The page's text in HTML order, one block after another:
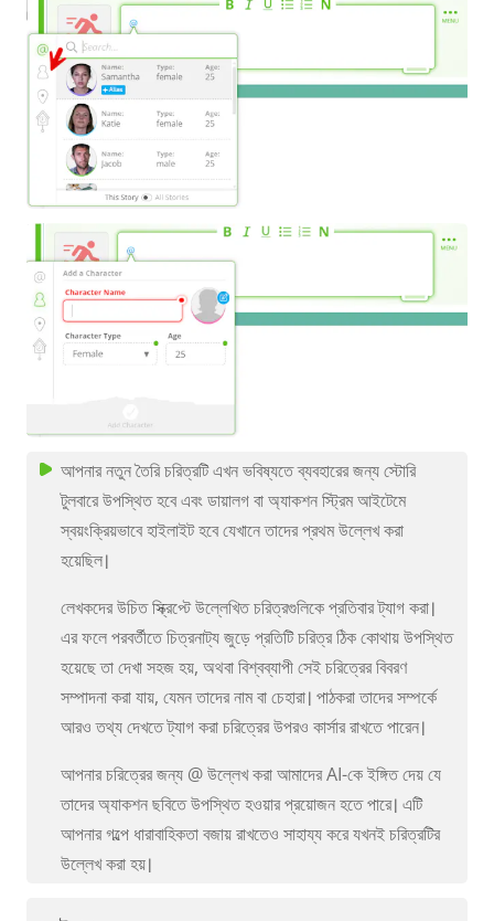
আপনার নতুন তৈরি চরিত্রটি এখন ভবিষ্যতে ব্যবহারের জন্য স্টোরি
টুলবারে উপস্থিত হবে এবং ডায়ালগ বা অ্যাকশন স্ট্রিম আইটেমে
স্বয়ংক্রিয়ভাবে হাইলাইট হবে যেখানে তাদের প্রথম উল্লেখ করা
হয়েছিল।
লেখকদের উচিত স্ক্রিপ্টে উল্লেখিত চরিত্রগুলিকে প্রতিবার ট্যাগ করা।
এর ফলে পরবর্তীতে চিত্রনাট্য জুড়ে প্রতিটি চরিত্র ঠিক কোথায় উপস্থিত
হয়েছে তা দেখা সহজ হয়, অথবা বিশ্বব্যাপী সেই চরিত্রের বিবরণ
সম্পাদনা করা যায়, যেমন তাদের নাম বা চেহারা। পাঠকরা তাদের সম্পর্কে
আরও তথ্য দেখতে ট্যাগ করা চরিত্রের উপরও কার্সার রাখতে পারেন।
আপনার চরিত্রের জন্য @ উল্লেখ করা আমাদের AI-কে ইঙ্গিত দেয় যে
তাদের অ্যাকশন ছবিতে উপস্থিত হওয়ার প্রয়োজন হতে পারে। এটি
আপনার গল্পে ধারাবাহিকতা বজায় রাখতেও সাহায্য করে যখনই চরিত্রটির
উল্লেখ করা হয়।